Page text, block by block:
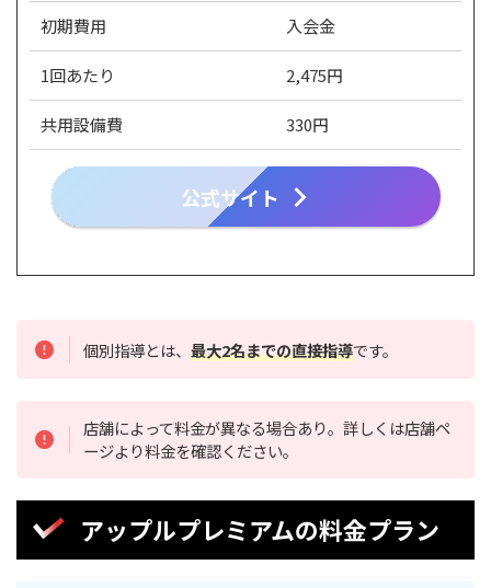
初期費用 入会金
1回あたり 2,475円
共用設備費 330円
公式サイト
個別指導とは、最大2名までの直接指導です。
店舗によって料金が異なる場合あり。詳しくは店舗ペ
ージより料金を確認ください。
アップルプレミアムの料金プラン